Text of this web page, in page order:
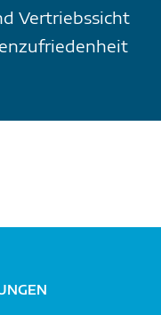
Vertriebssicht